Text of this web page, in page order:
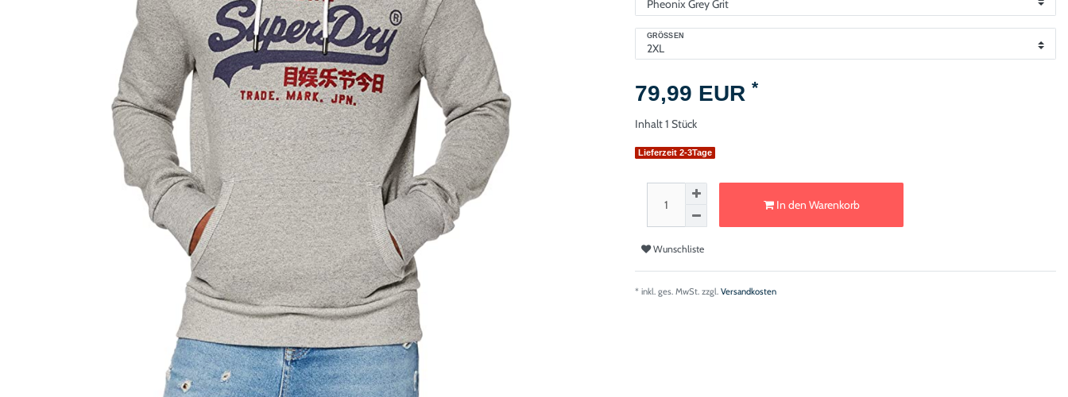
GRÖSSEN
79,99 EUR *
Inhalt1 Stück
Lieferzeit 2-3Tage
In den Warenkorb
Wunschliste
* inkl. ges. MwSt. zzgl. Versandkosten